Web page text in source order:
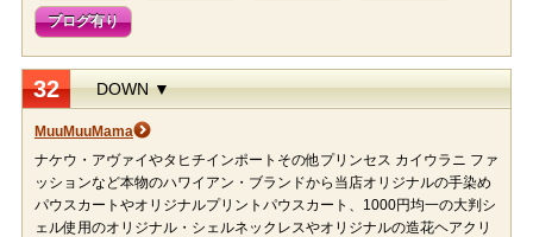
ブログ有り
32 DOWN ▼
MuuMuuMama
ナケウ・アヴァイやタヒチインポートその他プリンセス カイウラニ ファ
ッションなど本物のハワイアン・ブランドから当店オリジナルの手染め
パウスカートやオリジナルプリントパウスカート、1000円均一の大判シ
ェル使用のオリジナル・シェルネックレスやオリジナルの造花ヘアクリ